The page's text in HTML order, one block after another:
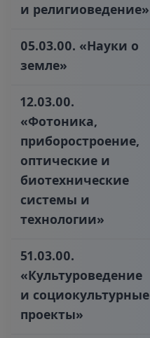
и религиоведение»‎
05.03.00. «Науки о
земле»‎
12.03.00.
«Фотоника,
приборостроение,
оптические и
биотехнические
системы и
технологии»‎
51.03.00.
«Культуроведение
и социокультурные
проекты»‎